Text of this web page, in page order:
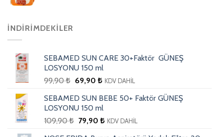
İNDIRIMDEKILER
SEBAMED SUN CARE 30+Faktör GÜNEŞ
LOSYONU 150 ml
99,90₺ 69,90 ₺ KDV DAHİL
SEBAMED SUN BEBE 50+ Faktör GÜNEŞ
LOSYONU 150 ml
109,90₺ 79,90 ₺ KDV DAHİL